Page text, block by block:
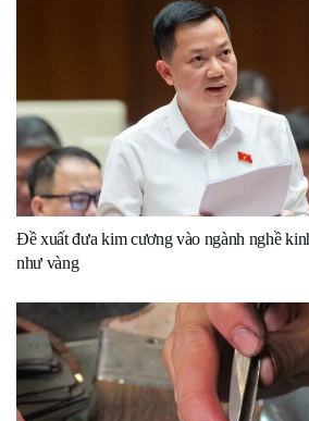
Đề xuất đưa kim cương vào ngành nghề
như vàng